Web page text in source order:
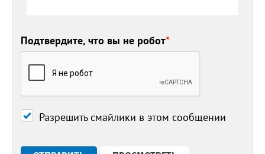
Подтвердите, что вы не робот*
Разрешить смайлики в этом сообщении